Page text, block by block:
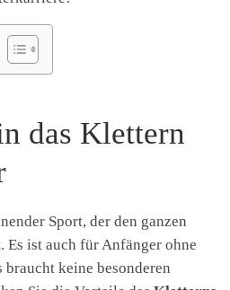
das Klettern
Sport, der den ganzen
ist auch für Anfänger ohne
keine besonderen